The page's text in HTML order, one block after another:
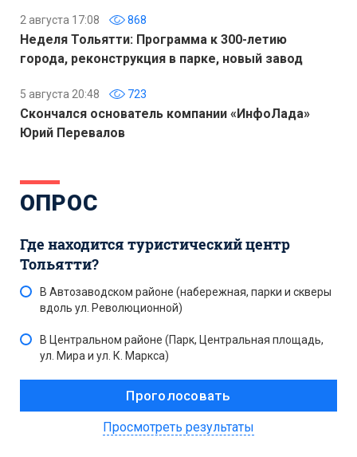
2 августа 17:08 868
Неделя Тольятти: Программа к 300-летию
города, реконструкция в парке, новый завод
5 августа 20:48 723
Скончался основатель компании «ИнфоЛада»
Юрий Перевалов
ОПРОС
Где находится туристический центр
Тольятти?
В Автозаводском районе (набережная, парки и скверы
вдоль ул. Революционной)
В Центральном районе (Парк, Центральная площадь,
ул. Мира и ул. К. Маркса)
Просмотреть результаты